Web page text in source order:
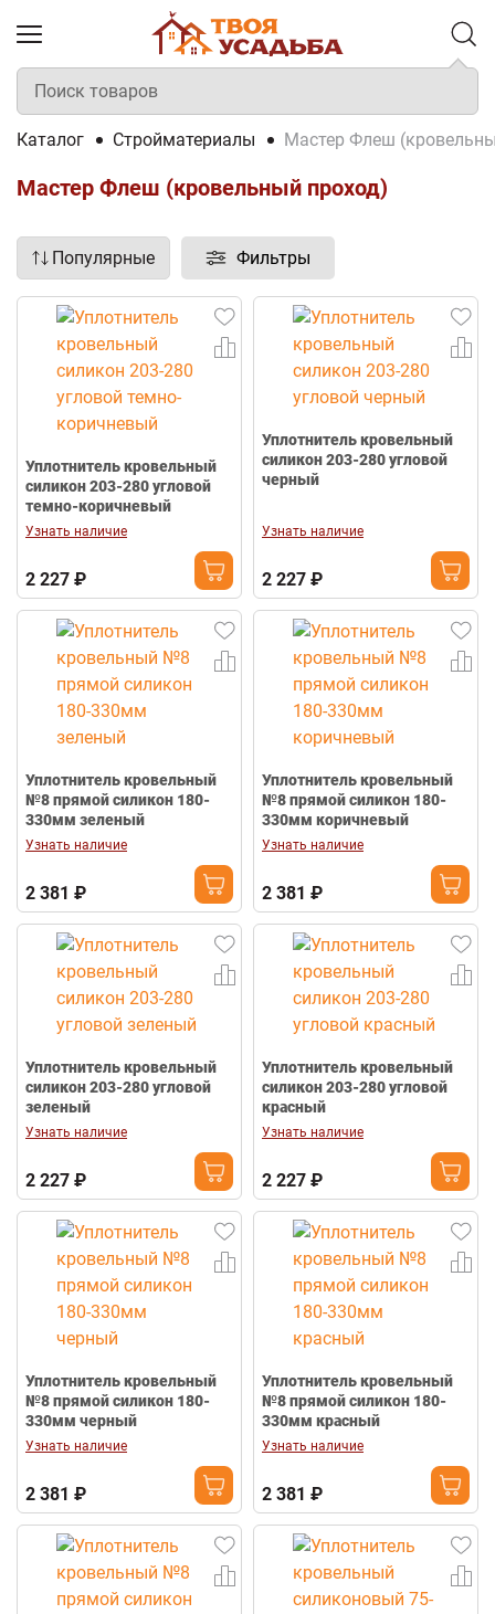
Каталог Стройматериалы Мастер Флеш
Мастер Флеш (кровельный проход)
Популярные Фильтры
Уплотнитель кровельный
силикон 203-280 угловой
темно-коричневый
Узнать наличие
2 227 ₽
Уплотнитель кровельный
силикон 203-280 угловой
черный
Узнать наличие
2 227 ₽
Уплотнитель кровельный
№8 прямой силикон 180-
330мм зеленый
Узнать наличие
2 381 ₽
Уплотнитель кровельный
№8 прямой силикон 180-
330мм коричневый
Узнать наличие
2 381 ₽
Уплотнитель кровельный
силикон 203-280 угловой
зеленый
Узнать наличие
2 227 ₽
Уплотнитель кровельный
силикон 203-280 угловой
красный
Узнать наличие
2 227 ₽
Уплотнитель кровельный
№8 прямой силикон 180-
330мм черный
Узнать наличие
2 381 ₽
Уплотнитель кровельный
№8 прямой силикон 180-
330мм красный
Узнать наличие
2 381 ₽